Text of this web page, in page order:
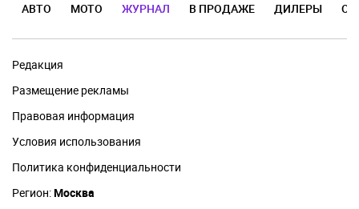
АВТО МОТО ЖУРНАЛ В ПРОДАЖЕ ДИЛЕРЫ
Редакция
Размещение рекламы
Правовая информация
Условия использования
Политика конфиденциальности
Регион:Москва